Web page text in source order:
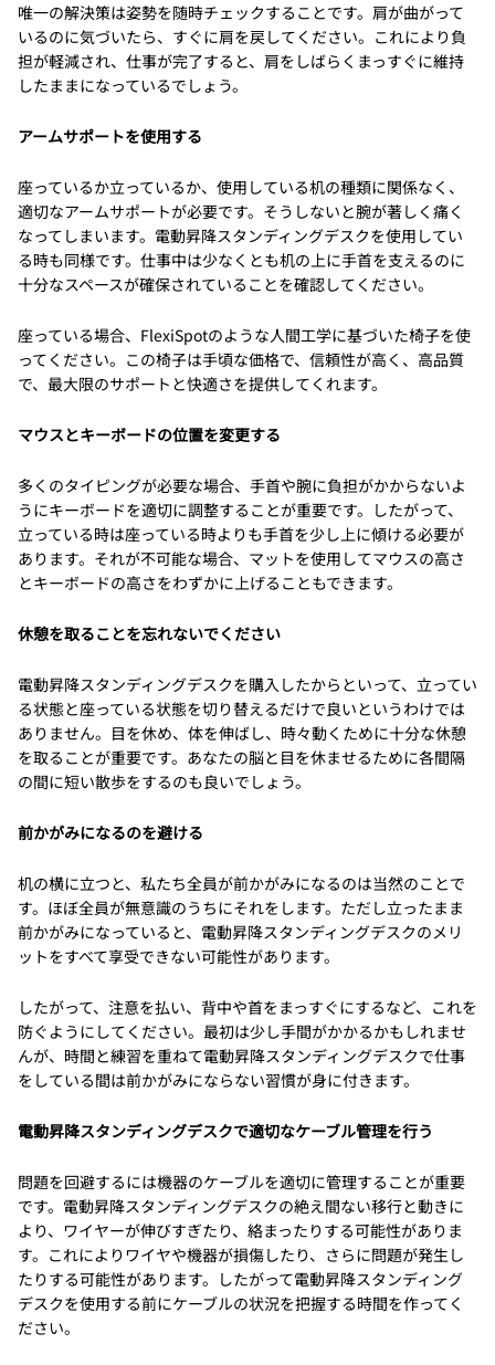
唯一の解決策は姿勢を随時チェックすることです。肩が曲がって
いるのに気づいたら、すぐに肩を戻してください。これにより負
担が軽減され、仕事が完了すると、肩をしばらくまっすぐに維持
したままになっているでしょう。
アームサポートを使用する
座っているか立っているか、使用している机の種類に関係なく、
適切なアームサポートが必要です。そうしないと腕が著しく痛く
なってしまいます。電動昇降スタンディングデスクを使用してい
る時も同様です。仕事中は少なくとも机の上に手首を支えるのに
十分なスペースが確保されていることを確認してください。
座っている場合、FlexiSpotのような人間工学に基づいた椅子を使
ってください。この椅子は手頃な価格で、信頼性が高く、高品質
で、最大限のサポートと快適さを提供してくれます。
マウスとキーボードの位置を変更する
多くのタイピングが必要な場合、手首や腕に負担がかからないよ
うにキーボードを適切に調整することが重要です。したがって、
立っている時は座っている時よりも手首を少し上に傾ける必要が
あります。それが不可能な場合、マットを使用してマウスの高さ
とキーボードの高さをわずかに上げることもできます。
休憩を取ることを忘れないでください
電動昇降スタンディングデスクを購入したからといって、立ってい
る状態と座っている状態を切り替えるだけで良いというわけでは
ありません。目を休め、体を伸ばし、時々動くために十分な休憩
を取ることが重要です。あなたの脳と目を休ませるために各間隔
の間に短い散歩をするのも良いでしょう。
前かがみになるのを避ける
机の横に立つと、私たち全員が前かがみになるのは当然のことで
す。ほぼ全員が無意識のうちにそれをします。ただし立ったまま
前かがみになっていると、電動昇降スタンディングデスクのメリ
ットをすべて享受できない可能性があります。
したがって、注意を払い、背中や首をまっすぐにするなど、これを
防ぐようにしてください。最初は少し手間がかかるかもしれませ
んが、時間と練習を重ねて電動昇降スタンディングデスクで仕事
をしている間は前かがみにならない習慣が身に付きます。
電動昇降スタンディングデスクで適切なケーブル管理を行う
問題を回避するには機器のケーブルを適切に管理することが重要
です。電動昇降スタンディングデスクの絶え間ない移行と動きに
より、ワイヤーが伸びすぎたり、絡まったりする可能性がありま
す。これによりワイヤや機器が損傷したり、さらに問題が発生し
たりする可能性があります。したがって電動昇降スタンディング
デスクを使用する前にケーブルの状況を把握する時間を作ってく
ださい。